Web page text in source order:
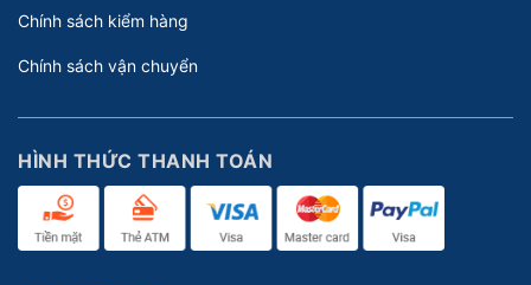
Chính sách kiểm hàng
Chính sách vận chuyển
HÌNH THỨC THANH TOÁN